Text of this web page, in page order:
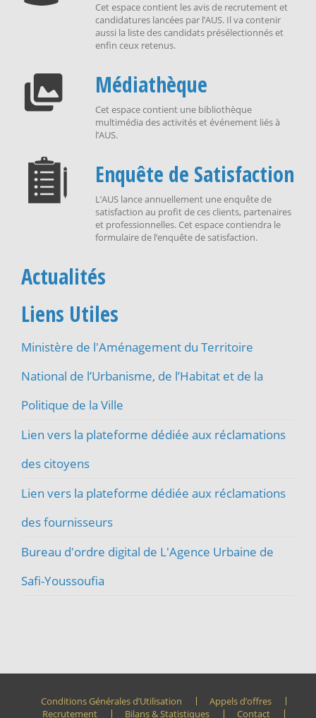
Cet espace contient les avis de recrutement et
candidatures lancées par l’AUS. Il va contenir
aussi la liste des candidats présélectionnés et
enfin ceux retenus.
Médiathèque
Cet espace contient une bibliothèque
multimédia des activités et événement liés à
l’AUS.
Enquête de Satisfaction
L’AUS lance annuellement une enquête de
satisfaction au profit de ces clients, partenaires
et professionnelles. Cet espace contiendra le
formulaire de l’enquête de satisfaction.
Actualités
Liens Utiles
Ministère de l'Aménagement du Territoire
National de l’Urbanisme, de l’Habitat et de la
Politique de la Ville
Lien vers la plateforme dédiée aux réclamations
des citoyens
Lien vers la plateforme dédiée aux réclamations
des fournisseurs
Bureau d'ordre digital de L'Agence Urbaine de
Safi-Youssoufia
Conditions Générales d’Utilisation
Appels d’offres
Recrutement
Bilans & Statistiques Contact